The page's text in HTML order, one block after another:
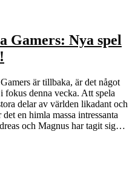
Gamers: Nya spel
är tillbaka, är det något
denna vecka. Att spela
delar av världen likadant och
en himla massa intressanta
och Magnus har tagit sig…